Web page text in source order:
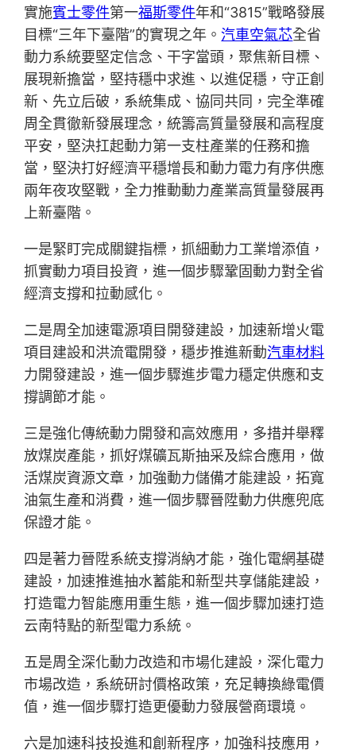
實施賓士零件第一福斯零件年和“3815”戰略發展
目標“三年下臺階”的實現之年。汽車空氣芯全省
動力系統要堅定信念、干字當頭，聚焦新目標、
展現新擔當，堅持穩中求進、以進促穩，守正創
新、先立后破，系統集成、協同共同，完全準確
周全貫徹新發展理念，統籌高質量發展和高程度
平安，堅決扛起動力第一支柱產業的任務和擔
當，堅決打好經濟平穩增長和動力電力有序供應
兩年夜攻堅戰，全力推動動力產業高質量發展再
上新臺階。
一是緊盯完成關鍵指標，抓細動力工業增添值，
抓實動力項目投資，進一個步驟鞏固動力對全省
經濟支撐和拉動感化。
二是周全加速電源項目開發建設，加速新增火電
項目建設和洪流電開發，穩步推進新動汽車材料
力開發建設，進一個步驟進步電力穩定供應和支
撐調節才能。
三是強化傳統動力開發和高效應用，多措并舉釋
放煤炭產能，抓好煤礦瓦斯抽采及綜合應用，做
活煤炭資源文章，加強動力儲備才能建設，拓寬
油氣生產和消費，進一個步驟晉陞動力供應兜底
保證才能。
四是著力晉陞系統支撐消納才能，強化電網基礎
建設，加速推進抽水蓄能和新型共享儲能建設，
打造電力智能應用重生態，進一個步驟加速打造
云南特點的新型電力系統。
五是周全深化動力改造和市場化建設，深化電力
市場改造，系統研討價格政策，充足轉換綠電價
值，進一個步驟打造更優動力發展營商環境。
六是加速科技投進和創新程序，加強科技應用，